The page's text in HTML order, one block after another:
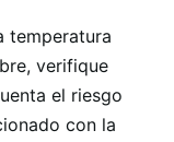
temperatura
verifique
el riesgo
con la